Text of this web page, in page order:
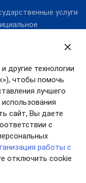
другие технологии
чтобы помочь
лучшего
сайт, Вы даете
с
работы с
отключить cookie
услуги
правовой
Работа в России
бюджет